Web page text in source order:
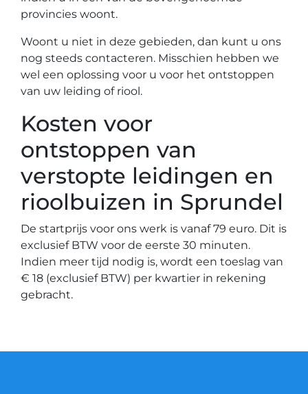
provincies woont.
Woont u niet in deze gebieden, dan kunt u ons
nog steeds contacteren. Misschien hebben we
wel een oplossing voor u voor het ontstoppen
van uw leiding of riool.
Kosten voor
ontstoppen van
verstopte leidingen en
rioolbuizen in Sprundel
De startprijs voor ons werk is vanaf 79 euro. Dit is
exclusief BTW voor de eerste 30 minuten.
Indien meer tijd nodig is, wordt een toeslag van
€ 18 (exclusief BTW) per kwartier in rekening
gebracht.